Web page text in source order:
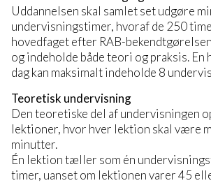
Uddannelsen skal samlet set udgøre
undervisningstimer, hvoraf de 250
hovedfaget efter RAB-
og indeholde både teori og praksis. En
dag kan maksimalt indeholde 8
Teoretisk undervisning
Den teoretiske del af undervisningen
lektioner, hvor hver lektion skal være
minutter.
Én lektion tæller som én
timer, uanset om lektionen varer 45